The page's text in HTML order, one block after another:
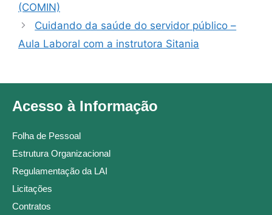
(COMIN)
Cuidando da saúde do servidor público –
Aula Laboral com a instrutora Sitania
Acesso à Informação
Folha de Pessoal
Estrutura Organizacional
Regulamentação da LAI
Licitações
Contratos